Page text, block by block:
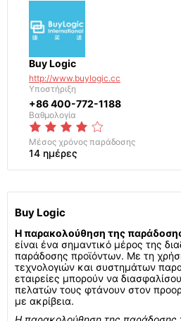
Buy Logic
http://www.buylogic.cc
Υποστήριξη
+86 400-772-1188
Βαθμολογία
Μέσος χρόνος παράδοσης
14 ημέρες
Buy Logic
Η παρακολούθηση της
είναι ένα σημαντικό μέρος της
παράδοσης προϊόντων. Με τη
τεχνολογιών και συστημάτων
εταιρείες μπορούν να
πελατών τους φτάνουν στον
με ακρίβεια.